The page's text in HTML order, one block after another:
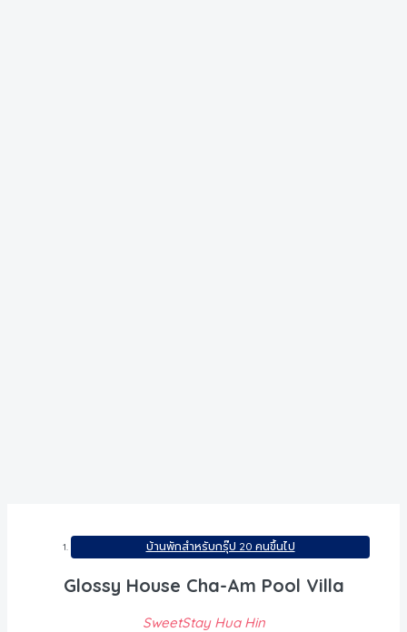
บ้านพักสำหรับกรุ๊ป 20 คนขึ้นไป
Glossy House Cha-Am Pool Villa
SweetStay Hua Hin